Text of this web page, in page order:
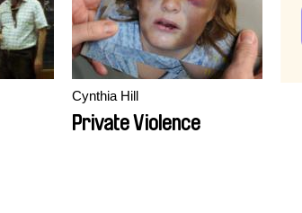
Cynthia Hill
Private Violence